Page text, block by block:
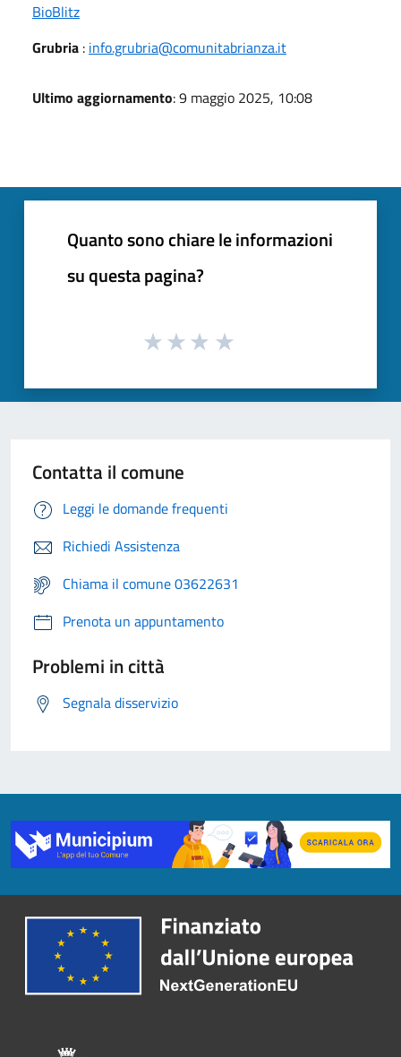
BioBlitz
Grubria : info.grubria@comunitabrianza.it
Ultimo aggiornamento: 9 maggio 2025, 10:08
Quanto sono chiare le informazioni
su questa pagina?
Contatta il comune
Leggi le domande frequenti
Richiedi Assistenza
Chiama il comune 03622631
Prenota un appuntamento
Problemi in città
Segnala disservizio